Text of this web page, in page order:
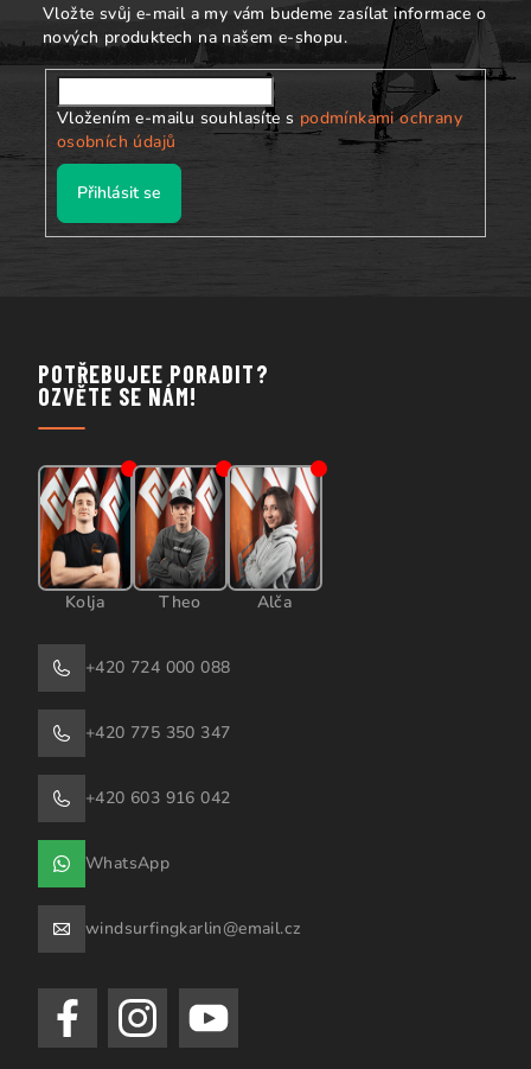
Vložte svůj e-mail a my vám budeme zasílat informace o
nových produktech na našem e-shopu.
Vložením e-mailu souhlasíte s podmínkami ochrany
osobních údajů
Přihlásit se
POTŘEBUJEE PORADIT?
OZVĚTE SE NÁM!
Kolja Theo Alča
+420 724 000 088
+420 775 350 347
+420 603 916 042
WhatsApp
windsurfingkarlin@email.cz